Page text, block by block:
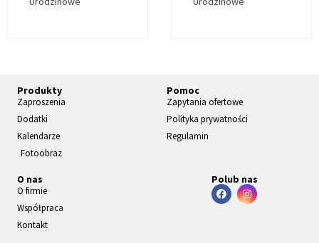
Produkty
Zaproszenia
Dodatki
Kalendarze
Fotoobraz
Pomoc
Zapytania ofertowe
Polityka prywatności
Regulamin
O nas
O firmie
Współpraca
Kontakt
Polub nas